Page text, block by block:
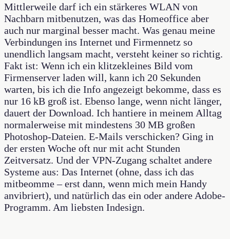
Mittlerweile darf ich ein stärkeres WLAN von
Nachbarn mitbenutzen, was das Homeoffice aber
auch nur marginal besser macht. Was genau meine
Verbindungen ins Internet und Firmennetz so
unendlich langsam macht, versteht keiner so richtig.
Fakt ist: Wenn ich ein klitzekleines Bild vom
Firmenserver laden will, kann ich 20 Sekunden
warten, bis ich die Info angezeigt bekomme, dass es
nur 16 kB groß ist. Ebenso lange, wenn nicht länger,
dauert der Download. Ich hantiere in meinem Alltag
normalerweise mit mindestens 30 MB großen
Photoshop-Dateien. E-Mails verschicken? Ging in
der ersten Woche oft nur mit acht Stunden
Zeitversatz. Und der VPN-Zugang schaltet andere
Systeme aus: Das Internet (ohne, dass ich das
mitbeomme – erst dann, wenn mich mein Handy
anvibriert), und natürlich das ein oder andere Adobe-
Programm. Am liebsten Indesign.